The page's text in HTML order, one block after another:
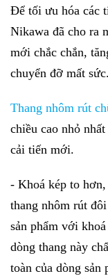
Để tối ưu hóa các
Nikawa đã cho ra
mới chắc chắn,
chuyển đỡ mất sức.
Thang nhôm rút
chiều cao nhỏ
cải tiến mới.
- Khoá kép to
thang nhôm rút
sản phẩm với
dòng thang này
toàn của dòng